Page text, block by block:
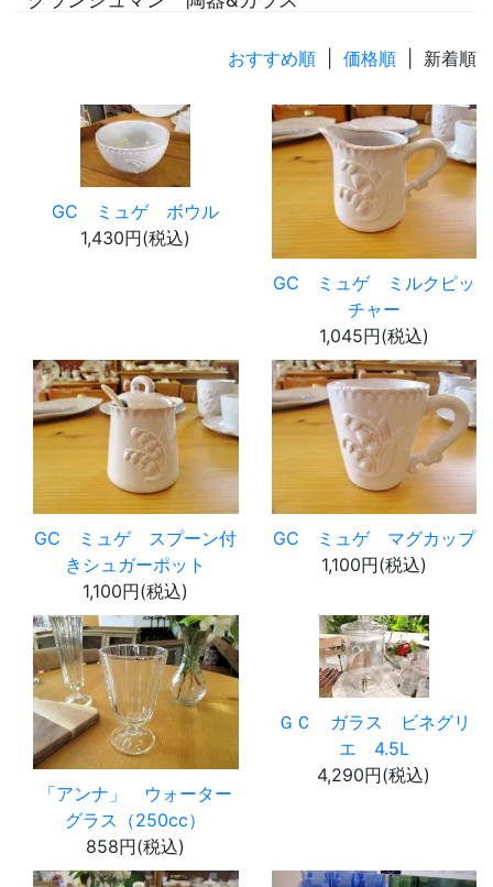
おすすめ順 価格順 | 新着順
GC ミュゲ ボウル
1,430円(税込)
GC ミュゲ ミルクピッ
チャー
1,045円(税込)
GC ミュゲ スプーン付
きシュガーポット
1,100円(税込)
GC ミュゲ マグカップ
1,100円(税込)
「アンナ」 ウォーター
グラス（250cc）
858円(税込)
ＧＣ ガラス ビネグリ
エ 4.5L
4,290円(税込)